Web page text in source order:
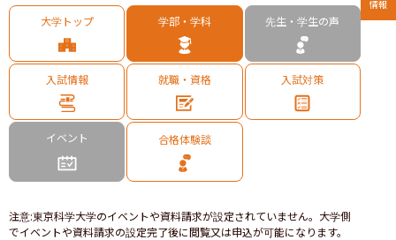
大学トップ 学部・学科 先生・学生の声
入試情報 就職・資格 入試対策
イベント 合格体験談
注意:東京科学大学のイベントや資料請求が設定されていません。大学側
でイベントや資料請求の設定完了後に閲覧又は申込が可能になります。
情報